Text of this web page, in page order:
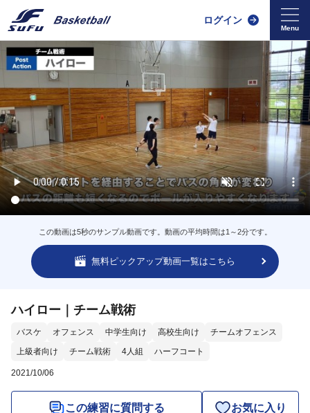
ログイン
この動画は5秒のサンプル動画です。動画の平均時間は1～2分です。
無料ピックアップ動画一覧はこちら
ハイロー｜チーム戦術
バスケ オフェンス 中学生向け 高校生向け
チームオフェンス
上級者向け
チーム戦術 4人組 ハーフコート
2021/10/06
この練習に質問する お気に入り